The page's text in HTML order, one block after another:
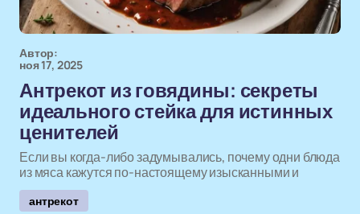
Автор:
ноя 17, 2025
Антрекот из говядины: секреты
идеального стейка для истинных
ценителей
Если вы когда-либо задумывались, почему одни блюда
из мяса кажутся по-настоящему изысканными и
антрекот